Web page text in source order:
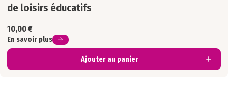
de loisirs éducatifs
10,00€
En savoir plus
Ajouter au panier